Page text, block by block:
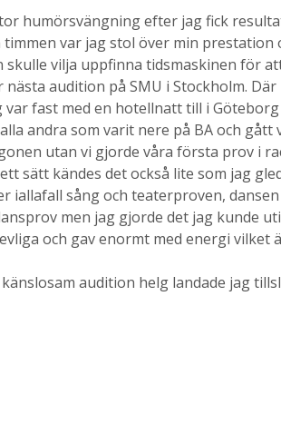
humörsvängning efter jag fick
var jag stol över min
skulle vilja uppfinna tidsmaskinen för
audition på SMU i Stockholm.
var fast med en hotellnatt till i
andra som varit nere på BA och
utan vi gjorde våra första prov i
ett sätt kändes det också lite som jag
iallafall sång och teaterproven,
men jag gjorde det jag kunde
och gav enormt med energi vilket
audition helg landade jag